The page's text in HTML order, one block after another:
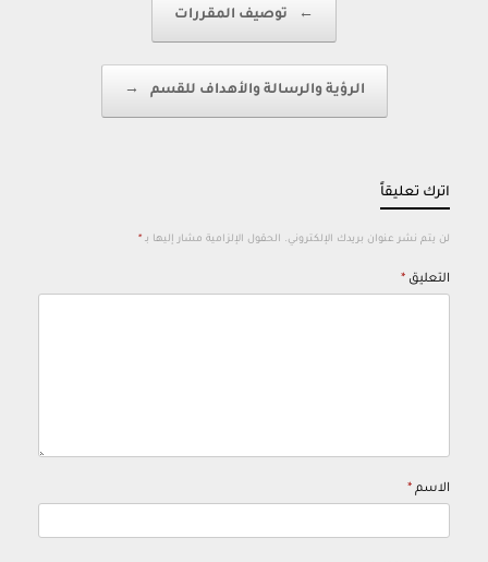
← توصيف المقررات
الرؤية والرسالة والأهداف للقسم →
اترك تعليقاً
لن يتم نشر عنوان بريدك الإلكتروني. الحقول الإلزامية مشار إليها بـ *
التعليق *
الاسم *